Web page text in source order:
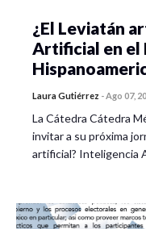
¿El Leviatán
Artificial en el
Laura Gutiérrez -Ago 07,
La Cátedra Cátedra
invitar a su próxima
artificial? Inteligencia